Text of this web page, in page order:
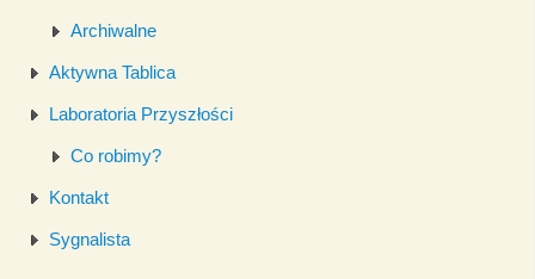
Archiwalne
Aktywna Tablica
Laboratoria Przyszłości
Co robimy?
Kontakt
Sygnalista